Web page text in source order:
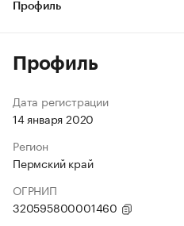
Профиль
Профиль
Дата регистрации
14 января 2020
Регион
Пермский край
ОГРНИП
320595800001460